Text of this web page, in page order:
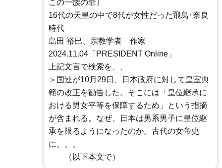
この一族の罪｣
16代の天皇の中で8代が女性だった飛鳥･奈良
時代
島田 裕巳、宗教学者 作家
2024.11.04「PRESIDENT Online」
上記文言で検索を、、
＞国連が10月29日、日本政府に対して皇室典
範の改正を勧告した。そこには「皇位継承に
おける男女平等を保障するため」という指摘
が含まれる。なぜ、日本は男系男子に皇位継
承を限るようになったのか。古代の女帝史
に、、、
（以下本文で）